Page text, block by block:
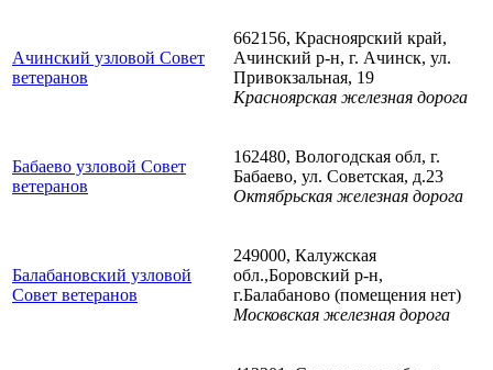
Ачинский узловой Совет
ветеранов
662156, Красноярский край,
Ачинский р-н, г. Ачинск, ул.
Привокзальная, 19
Красноярская железная дорога
Бабаево узловой Совет
ветеранов
162480, Вологодская обл, г.
Бабаево, ул. Советская, д.23
Октябрьская железная дорога
Балабановский узловой
Совет ветеранов
249000, Калужская
обл.,Боровский р-н,
г.Балабаново (помещения нет)
Московская железная дорога